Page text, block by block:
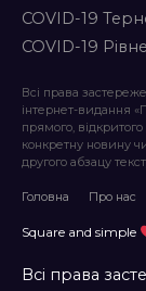
COVID-19
COVID-19
Всі права
інтернет-видання
прямого,
конкретну новину
другого абзацу
Головна Про нас
Square and simple
Всі права